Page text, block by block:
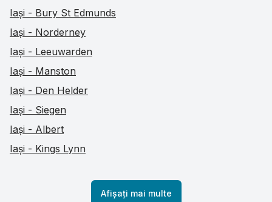
Iași - Bury St Edmunds
Iași - Norderney
Iași - Leeuwarden
Iași - Manston
Iași - Den Helder
Iași - Siegen
Iași - Albert
Iași - Kings Lynn
Afișați mai multe